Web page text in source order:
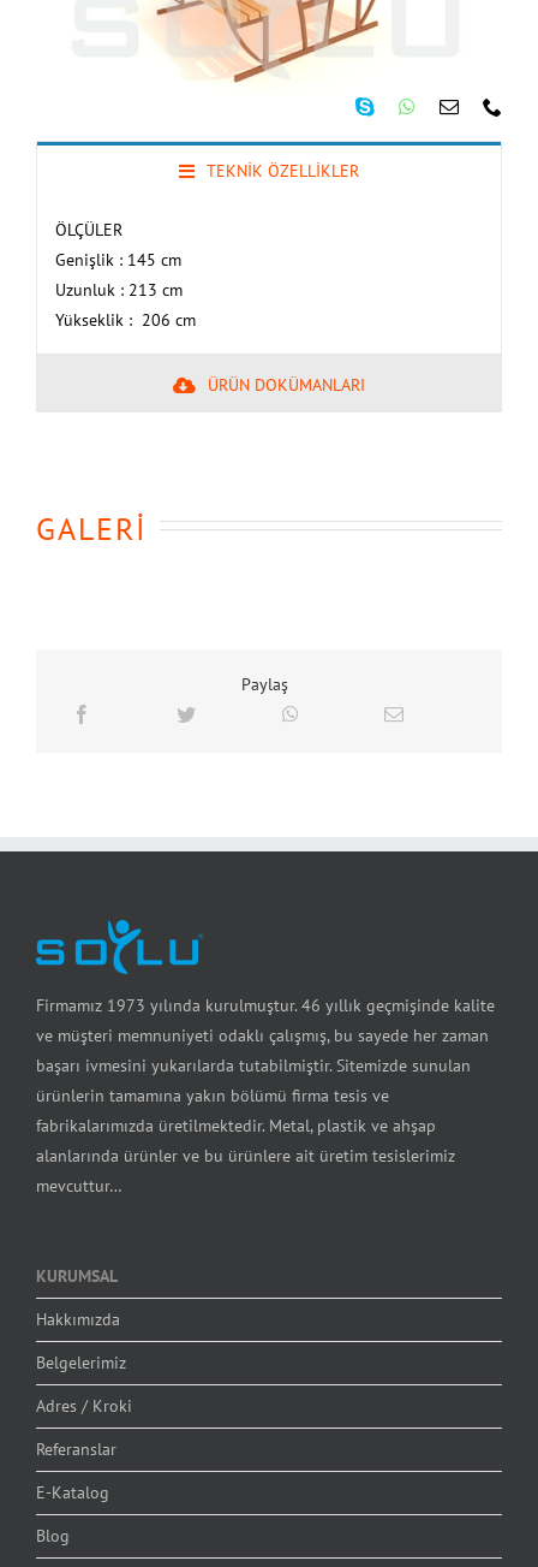
TEKNİK ÖZELLİKLER
ÖLÇÜLER
Genişlik : 145 cm
Uzunluk : 213 cm
Yükseklik : 206 cm
ÜRÜN DOKÜMANLARI
GALERİ
Paylaş
Firmamız 1973 yılında kurulmuştur. 46 yıllık geçmişinde kalite
ve müşteri memnuniyeti odaklı çalışmış, bu sayede her zaman
başarı ivmesini yukarılarda tutabilmiştir. Sitemizde sunulan
ürünlerin tamamına yakın bölümü firma tesis ve
fabrikalarımızda üretilmektedir. Metal, plastik ve ahşap
alanlarında ürünler ve bu ürünlere ait üretim tesislerimiz
mevcuttur…
KURUMSAL
Hakkımızda
Belgelerimiz
Adres / Kroki
Referanslar
E-Katalog
Blog